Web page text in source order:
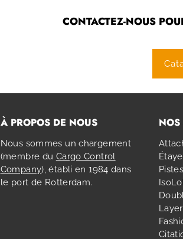
CONTACTEZ-NOUS
À PROPOS DE NOUS
Nous sommes un chargement
(membre du Cargo Control
Company), établi en 1984 dans
le port de Rotterdam.
NOS